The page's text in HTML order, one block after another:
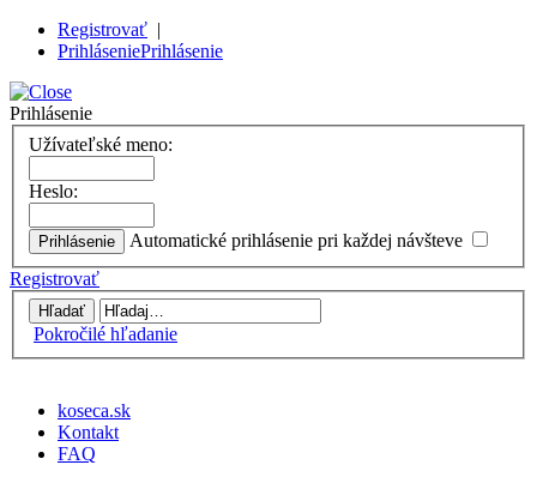
Registrovať |
PrihláseniePrihlásenie
Prihlásenie
Užívateľské meno:
Heslo:
Automatické prihlásenie pri každej návšteve
Registrovať
Pokročilé hľadanie
koseca.sk
Kontakt
FAQ